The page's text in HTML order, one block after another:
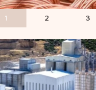
1 2 3